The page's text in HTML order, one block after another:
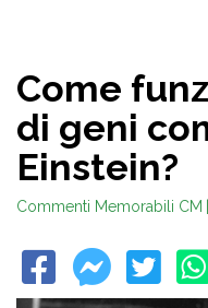
Come
di geni
Einstein?
Commenti Memorabili CM